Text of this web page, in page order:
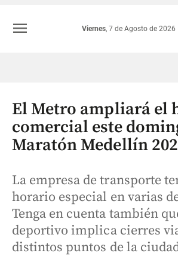
Colombia
Viernes, 7 de Agosto de 2026
menu
El Metro ampliará el
comercial este
Maratón Medellín
La empresa de transporte
horario especial en varias
Tenga en cuenta también
deportivo implica cierres
distintos puntos de la